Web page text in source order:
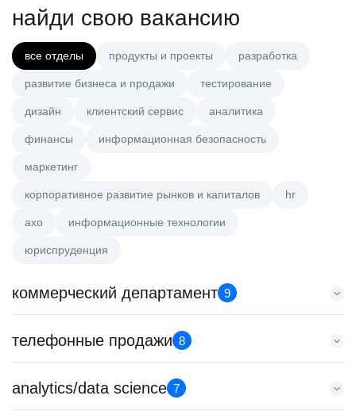
найди свою вакансию
все отделы продукты и проекты разработка
развитие бизнеса и продажи тестирование
дизайн клиентский сервис аналитика
финансы информационная безопасность
маркетинг
корпоративное развитие рынков и капиталов hr
axo информационные технологии
юриспруденция
коммерческий департамент 9
Аналитик данных (направление Enterprise продаж)
HeadHunter::Коммерческий департамент
з/п не указана
телефонные продажи 8
Менеджер по продажам в сегменте среднего и крупного
бизнеса
analytics/data science 7